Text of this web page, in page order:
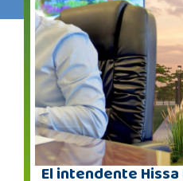
El intendente